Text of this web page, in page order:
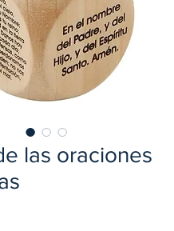
las oraciones